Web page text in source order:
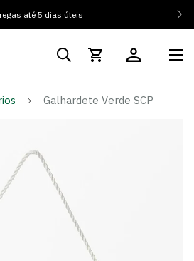
até 5 dias úteis
Galhardete Verde SCP